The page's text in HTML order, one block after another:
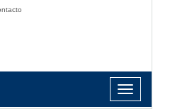
Toggle
navigation